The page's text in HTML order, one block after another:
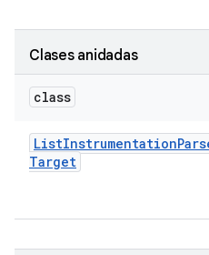
Clases anidadas
class
ListInstrumentation
Target